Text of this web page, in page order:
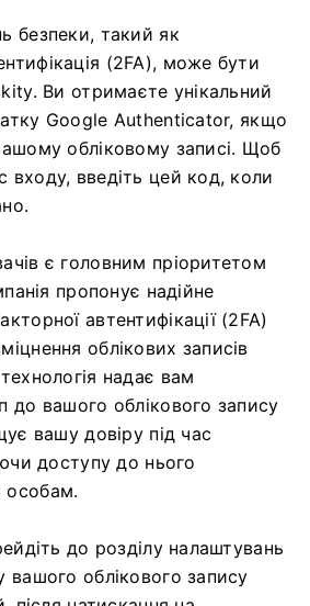
безпеки, такий як
(2FA), може бути
Ви отримаєте унікальний
Google Authenticator, якщо
обліковому записі. Щоб
входу, введіть цей код, коли
є головним пріоритетом
пропонує надійне
автентифікації (2FA)
облікових записів
надає вам
до вашого облікового запису
вашу довіру під час
доступу до нього
особам.
до розділу налаштувань
вашого облікового запису